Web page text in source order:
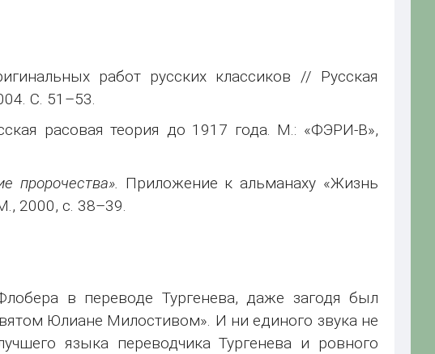
работ русских классиков // Русская
С. 51–53.
расовая теория до 1917 года. М.: «ФЭРИ-В»,
пророчества». Приложение к альманаху «Жизнь
2000, с. 38–39.
в переводе Тургенева, даже загодя был
Юлиане Милостивом». И ни единого звука не
языка переводчика Тургенева и ровного